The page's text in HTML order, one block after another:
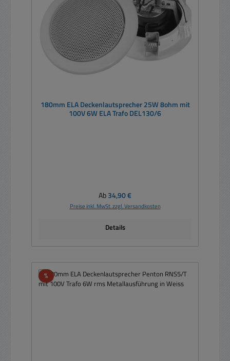
180mm ELA Deckenlautsprecher 25W 8ohm mit
100V 6W ELA Trafo DEL130/6
Regulärer Preis:
Ab34,90 €
Preise inkl. MwSt. zzgl. Versandkosten
Details
%Rabatt